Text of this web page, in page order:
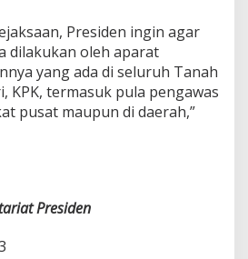
Presiden ingin agar
dilakukan oleh aparat
yang ada di seluruh Tanah
KPK, termasuk pula pengawas
pusat maupun di daerah,”
Presiden